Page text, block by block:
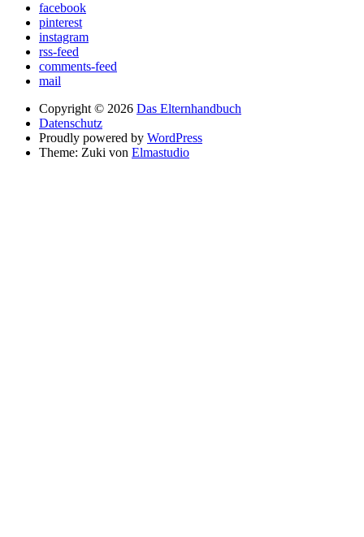
facebook
pinterest
instagram
rss-feed
comments-feed
mail
Copyright © 2026 Das Elternhandbuch
Datenschutz
Proudly powered by WordPress
Theme: Zuki von Elmastudio